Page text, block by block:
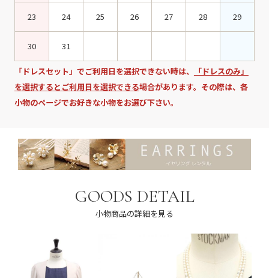
23 24 25 26 27 28 29
30 31
「ドレスセット」でご利用日を選択できない時は、
「ドレスのみ」
を選択するとご利用日を選択できる場合があります。その際は、各
小物のページでお好きな小物をお選び下さい。
GOODS DETAIL
小物商品の詳細を見る